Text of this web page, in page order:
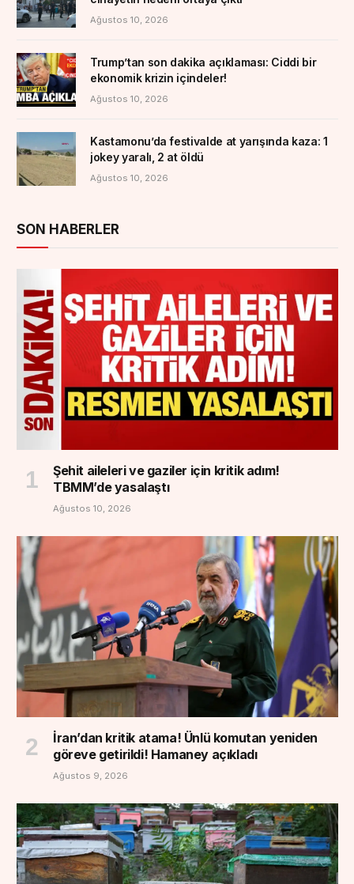
Ağustos 10, 2026
Trump’tan son dakika açıklaması: Ciddi bir
ekonomik krizin içindeler!
Ağustos 10, 2026
Kastamonu’da festivalde at yarışında kaza: 1
jokey yaralı, 2 at öldü
Ağustos 10, 2026
SON HABERLER
Şehit aileleri ve gaziler için kritik adım!
TBMM’de yasalaştı
Ağustos 10, 2026
İran’dan kritik atama! Ünlü komutan yeniden
göreve getirildi! Hamaney açıkladı
Ağustos 9, 2026